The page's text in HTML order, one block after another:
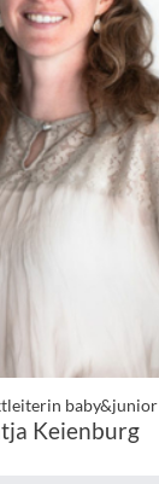
baby&junior
Keienburg